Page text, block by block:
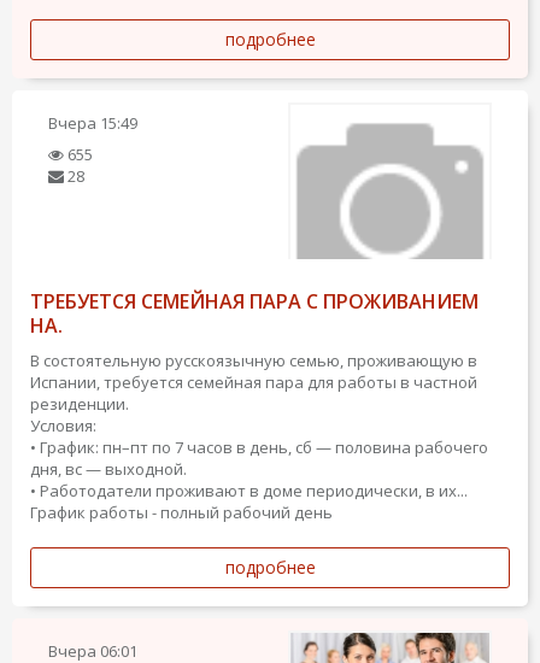
подробнее
Вчера 15:49
655
28
ТРЕБУЕТСЯ СЕМЕЙНАЯ ПАРА С ПРОЖИВАНИЕМ
НА.
В состоятельную русскоязычную семью, проживающую в
Испании, требуется семейная пара для работы в частной
резиденции.
Условия:
• График: пн–пт по 7 часов в день, сб — половина рабочего
дня, вс — выходной.
• Работодатели проживают в доме периодически, в их...
График работы - полный рабочий день
подробнее
Вчера 06:01